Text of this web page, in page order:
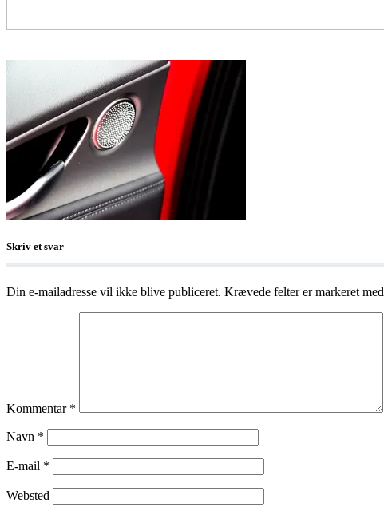
Skriv et svar
Din e-mailadresse vil ikke blive publiceret. Krævede felter er markeret med
Kommentar *
Navn *
E-mail *
Websted